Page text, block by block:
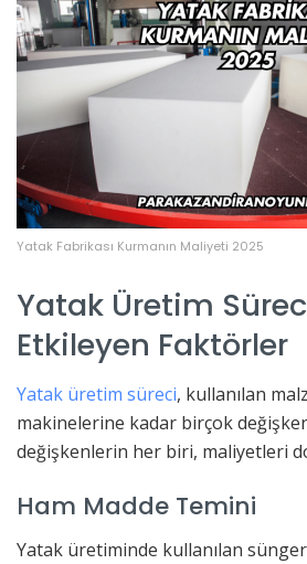
Yatak Fabrikası Kurmanın Maliyeti 2025
Yatak Üretim
Etkileyen Faktörler
Yatak üretim süreci, kullanılan
makinelerine kadar birçok
değişkenlerin her biri, maliyetleri
Ham Madde Temini
Yatak üretiminde kullanılan